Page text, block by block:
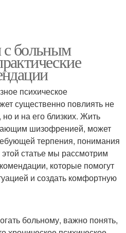
больным
психическое
существенно повлиять не
и на его близких. Жить
шизофренией, может
терпения, понимания
статье мы рассмотрим
которые помогут
и создать комфортную
больному, важно понять,